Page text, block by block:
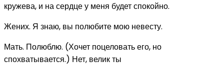
кружева, и на сердце у меня будет спокойно.
Жених. Я знаю, вы полюбите мою невесту.
Мать. Полюблю. (Хочет поцеловать его, но
спохватывается.) Нет, велик ты